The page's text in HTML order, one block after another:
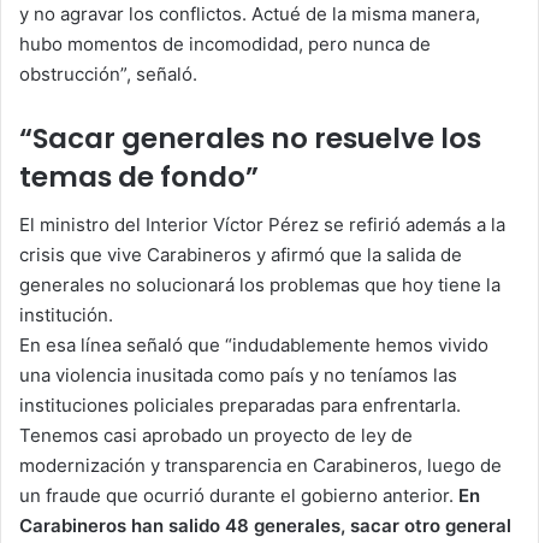
y no agravar los conflictos. Actué de la misma manera,
hubo momentos de incomodidad, pero nunca de
obstrucción”, señaló.
“Sacar generales no resuelve los
temas de fondo”
El ministro del Interior Víctor Pérez se refirió además a la
crisis que vive Carabineros y afirmó que la salida de
generales no solucionará los problemas que hoy tiene la
institución.
En esa línea señaló que “indudablemente hemos vivido
una violencia inusitada como país y no teníamos las
instituciones policiales preparadas para enfrentarla.
Tenemos casi aprobado un proyecto de ley de
modernización y transparencia en Carabineros, luego de
un fraude que ocurrió durante el gobierno anterior. En
Carabineros han salido 48 generales, sacar otro general